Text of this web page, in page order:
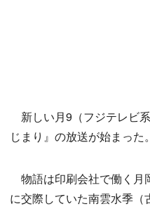
新しい月9（フジテレビ
じまり』の放送が始まった。
物語は印刷会社で働く月
に交際していた南雲水季（